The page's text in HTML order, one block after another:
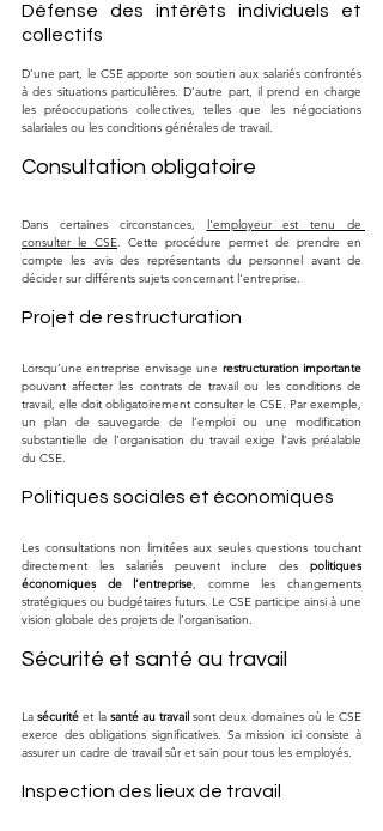
Défense des intérêts individuels et
collectifs
D’une part, le CSE apporte son soutien aux salariés confrontés
à des situations particulières. D’autre part, il prend en charge
les préoccupations collectives, telles que les négociations
salariales ou les conditions générales de travail.
Consultation obligatoire
Dans certaines circonstances, l'employeur est tenu de
consulter le CSE. Cette procédure permet de prendre en
compte les avis des représentants du personnel avant de
décider sur différents sujets concernant l'entreprise.
Projet de restructuration
Lorsqu’une entreprise envisage une restructuration importante
pouvant affecter les contrats de travail ou les conditions de
travail, elle doit obligatoirement consulter le CSE. Par exemple,
un plan de sauvegarde de l’emploi ou une modification
substantielle de l’organisation du travail exige l’avis préalable
du CSE.
Politiques sociales et économiques
Les consultations non limitées aux seules questions touchant
directement les salariés peuvent inclure des politiques
économiques de l’entreprise, comme les changements
stratégiques ou budgétaires futurs. Le CSE participe ainsi à une
vision globale des projets de l’organisation.
Sécurité et santé au travail
La sécurité et la santé au travail sont deux domaines où le CSE
exerce des obligations significatives. Sa mission ici consiste à
assurer un cadre de travail sûr et sain pour tous les employés.
Inspection des lieux de travail